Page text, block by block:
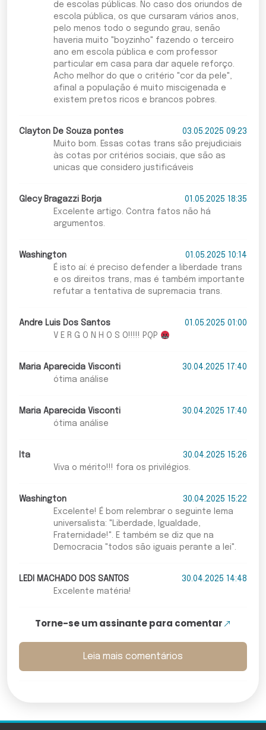
de escolas públicas. No caso dos oriundos de
escola pública, os que cursaram vários anos,
pelo menos todo o segundo grau, senão
haveria muito "boyzinho" fazendo o terceiro
ano em escola pública e com professor
particular em casa para dar aquele reforço.
Acho melhor do que o critério "cor da pele",
afinal a população é muito miscigenada e
existem pretos ricos e brancos pobres.
Clayton De Souza pontes
03.05.2025 09:23
Muito bom. Essas cotas trans são prejudiciais
às cotas por critérios sociais, que são as
unicas que considero justificáveis
Glecy Bragazzi Borja
01.05.2025 18:35
Excelente artigo. Contra fatos não há
argumentos.
Washington
01.05.2025 10:14
É isto aí: é preciso defender a liberdade trans
e os direitos trans, mas é também importante
refutar a tentativa de supremacia trans.
Andre Luis Dos Santos
01.05.2025 01:00
V E R G O N H O S O!!!!! PQP
Maria Aparecida Visconti
30.04.2025 17:40
ótima análise
Maria Aparecida Visconti
30.04.2025 17:40
ótima análise
Ita
30.04.2025 15:26
Viva o mérito!!! fora os privilégios.
Washington
30.04.2025 15:22
Excelente! É bom relembrar o seguinte lema
universalista: "Liberdade, Igualdade,
Fraternidade!". E também se diz que na
Democracia "todos são iguais perante a lei".
LEDI MACHADO DOS SANTOS
30.04.2025 14:48
Excelente matéria!
Torne-se um assinante para comentar
Leia mais comentários